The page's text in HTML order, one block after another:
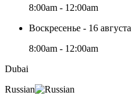
8:00am - 12:00am
Воскресенье - 16 августа
8:00am - 12:00am
Dubai
Russian